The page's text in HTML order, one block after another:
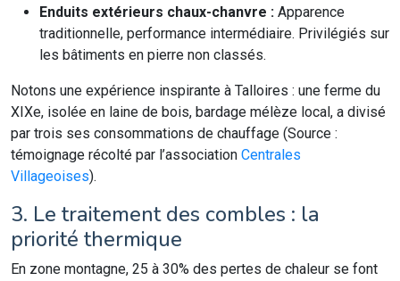
Enduits extérieurs chaux-chanvre : Apparence
traditionnelle, performance intermédiaire. Privilégiés sur
les bâtiments en pierre non classés.
Notons une expérience inspirante à Talloires : une ferme du
XIXe, isolée en laine de bois, bardage mélèze local, a divisé
par trois ses consommations de chauffage (Source :
témoignage récolté par l’association Centrales
Villageoises).
3. Le traitement des combles : la
priorité thermique
En zone montagne, 25 à 30% des pertes de chaleur se font